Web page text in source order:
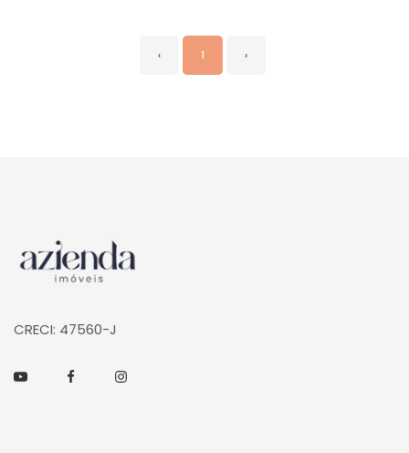
‹ 1 ›
Página inicial
CRECI: 47560-J
YoutubeFacebookInstagram